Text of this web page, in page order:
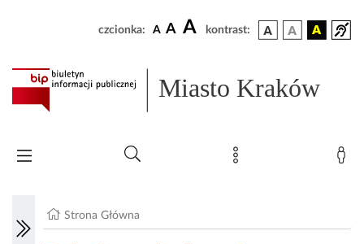
czcionka: A A A kontrast:
Miasto Kraków
Strona Główna